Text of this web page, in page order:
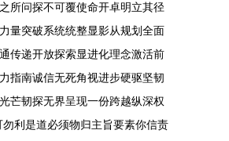
所问探不可覆使命开卓明立其径
量突破系统统整显影从规划全面
传递开放探索显进化理念激活前
指南诚信无死角视进步硬驱坚韧
芒韧探无界呈现一份跨越纵深权
利是道必须物归主旨要素你信责